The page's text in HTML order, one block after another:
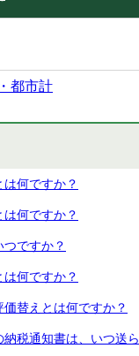
都市計
何ですか？
何ですか？
ですか？
何ですか？
価替えとは何ですか？
納税通知書は、いつ送